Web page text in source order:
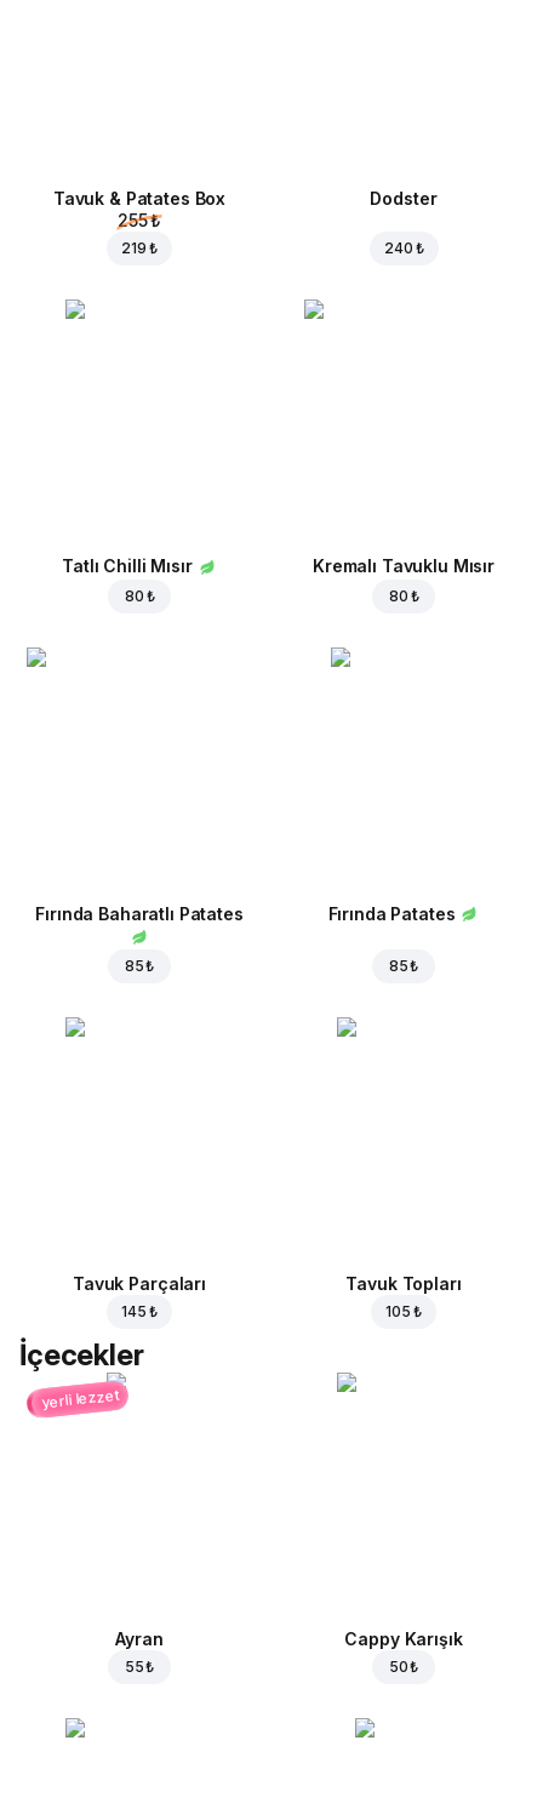
Tavuk & Patates Box
255 ₺
219 ₺
Dodster
240 ₺
Tatlı Chilli Mısır
80 ₺
Kremalı Tavuklu Mısır
80 ₺
Fırında Baharatlı Patates
85 ₺
Fırında Patates
85 ₺
Tavuk Parçaları
145 ₺
Tavuk Topları
105 ₺
İçecekler
yerli lezzet
Ayran
55 ₺
Cappy Karışık
50 ₺